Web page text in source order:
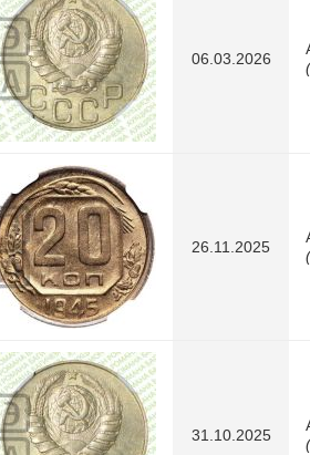
06.03.2026
26.11.2025
31.10.2025